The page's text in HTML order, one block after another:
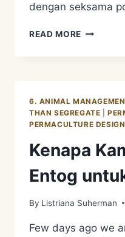
dengan seksama
READ MORE MERAWAT
FREE
6. ANIMAL
THAN SEGREGATE |
PERMACULTURE DESIGN
Kenapa
Entog
By Listriana Suherman
Few days ago we